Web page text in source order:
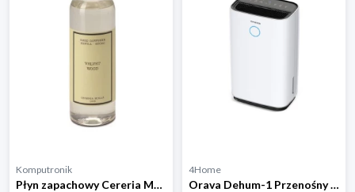
Komputronik
Płyn zapachowy Cereria Molla Velvet Wood 200ml
4Home
Orava Dehum-1 Przenośny osuszacz powietrza